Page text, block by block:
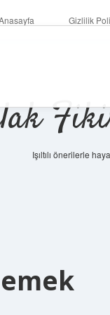
Gizlilik
Işıltılı önerilerle